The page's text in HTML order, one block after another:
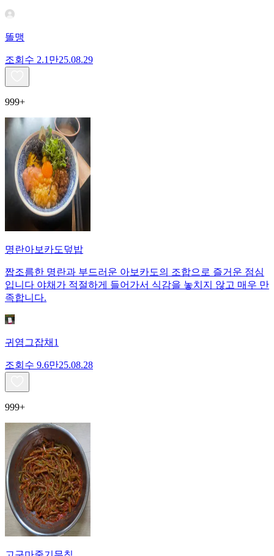
똘맹
조회수 2.1만25.08.29
999+
명란아보카도덮밥
짭조름한 명란과 부드러운 아보카도의 조합으로 즐거운 점심
입니다 야채가 적절하게 들어가서 식감을 놓치지 않고 매우 만
족합니다.
귀염그잡채1
조회수 9.6만25.08.28
999+